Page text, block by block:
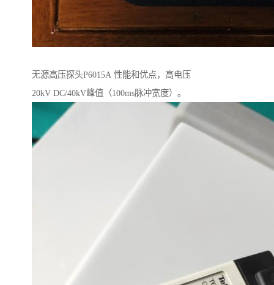
无源高压探头P6015A 性能和优点，高电压
20kV DC/40kV峰值（100ms脉冲宽度）。